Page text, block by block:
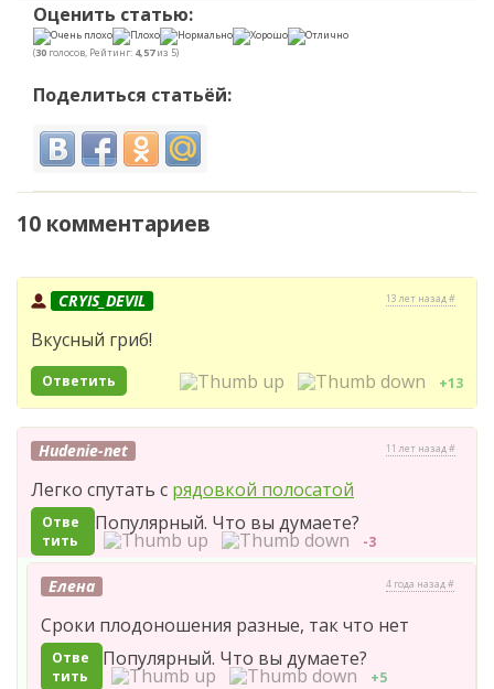
Оценить статью:
(30 голосов, Рейтинг: 4,57из 5)
Поделиться статьёй:
10 комментариев
CRYIS_DEVIL 13 лет назад #
Вкусный гриб!
Ответить +13
Hudenie-net 11 лет назад #
Легко спутать с рядовкой полосатой
Отве
тить
Популярный. Что вы думаете?
-3
Елена 4 года назад #
Сроки плодоношения разные, так что нет
Отве
тить
Популярный. Что вы думаете?
+5